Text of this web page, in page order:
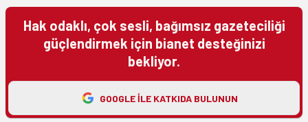
Hak odaklı, çok sesli, bağımsız gazeteciliği
güçlendirmek için bianet desteğinizi
bekliyor.
GOOGLE ILE KATKIDA BULUNUN